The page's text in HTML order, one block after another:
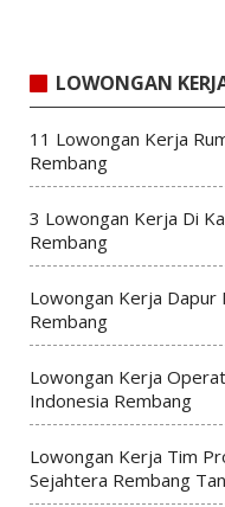
LOWONGAN
11 Lowongan Kerja
Rembang
3 Lowongan Kerja Di
Rembang
Lowongan Kerja Dapur
Rembang
Lowongan Kerja
Indonesia Rembang
Lowongan Kerja Tim
Sejahtera Rembang